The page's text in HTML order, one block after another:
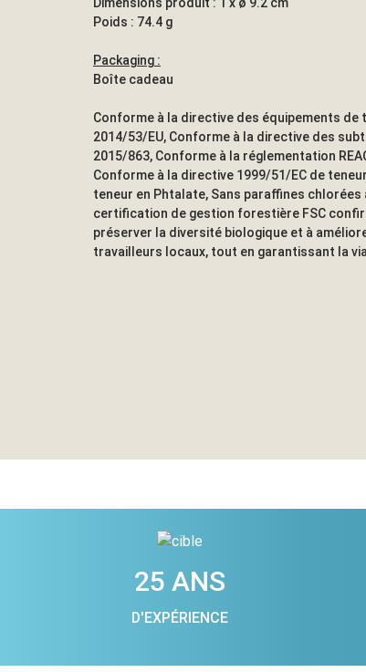
Poids : 74.4 g
Packaging :
Boîte cadeau
Conforme à la directive des équipements
2014/53/EU, Conforme à la directive des
2015/863, Conforme à la réglementation
Conforme à la directive 1999/51/EC de
teneur en Phtalate, Sans paraffines chlorées
certification de gestion forestière FSC
préserver la diversité biologique et à
travailleurs locaux, tout en garantissant la
25 ANS
D'EXPÉRIENCE